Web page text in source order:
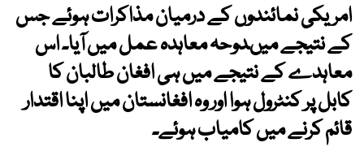
امریکی نمائندوں کے درمیان مذاکرات ہوئے جس
کے نتیجے میںدوحہ معاہدہ عمل میں آیا۔ اس
معاہدے کے نتیجے میں ہی افغان طالبان کا
کابل پر کنٹرول ہوا اور وہ افغانستان میں اپنا اقتدار
قائم کرنے میں کامیاب ہوئے۔